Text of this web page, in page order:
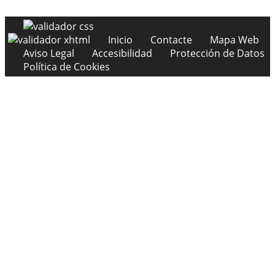
Inicio Contacte
Mapa Web
Aviso Legal
Accesibilidad
Protección de Datos
Política de Cookies